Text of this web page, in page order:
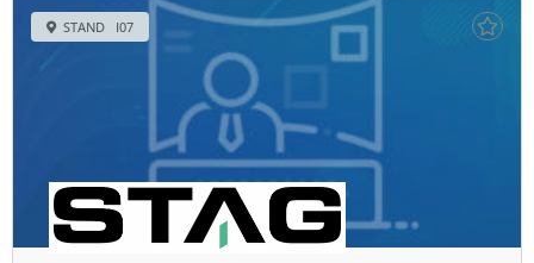
STAND I07